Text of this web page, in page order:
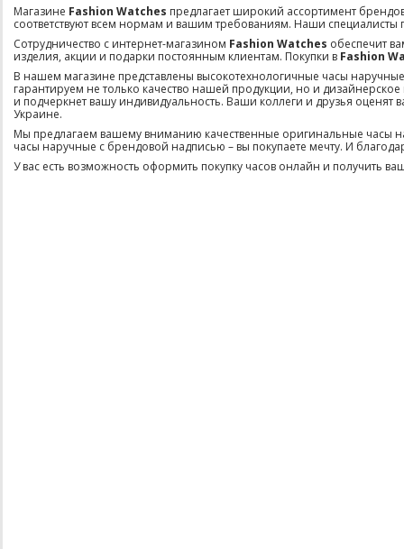
Магазине Fashion Watches предлагает широкий ассортимент
соответствуют всем нормам и вашим требованиям. Наши
Сотрудничество с интернет-магазином Fashion Watches обеспечит
изделия, акции и подарки постоянным клиентам. Покупки в Fashion
В нашем магазине представлены высокотехнологичные часы
гарантируем не только качество нашей продукции, но и
и подчеркнет вашу индивидуальность. Ваши коллеги и друзья
Украине.
Мы предлагаем вашему вниманию качественные оригинальные часы
часы наручные с брендовой надписью – вы покупаете мечту. И
У вас есть возможность оформить покупку часов онлайн и получить